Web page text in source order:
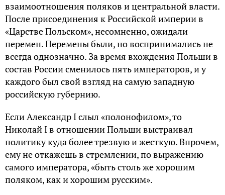
взаимоотношения поляков и центральной власти.
После присоединения к Российской империи в
«Царстве Польском», несомненно, ожидали
перемен. Перемены были, но воспринимались не
всегда однозначно. За время вхождения Польши в
состав России сменилось пять императоров, и у
каждого был свой взгляд на самую западную
российскую губернию.
Если Александр I слыл «полонофилом», то
Николай I в отношении Польши выстраивал
политику куда более трезвую и жесткую. Впрочем,
ему не откажешь в стремлении, по выражению
самого императора, «быть столь же хорошим
поляком, как и хорошим русским».